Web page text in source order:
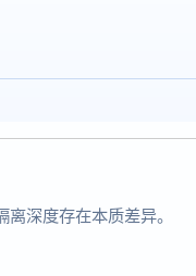
深度存在本质差异。